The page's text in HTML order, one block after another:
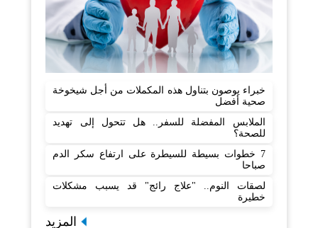
خبراء يوصون بتناول هذه المكملات من أجل شيخوخة
صحية أفضل
الملابس المفضلة للسفر.. هل تتحول إلى تهديد
للصحة؟
7 خطوات بسيطة للسيطرة على ارتفاع سكر الدم
صباحا
لصقات النوم.. "علاج رائج" قد يسبب مشكلات
خطيرة
المزيد